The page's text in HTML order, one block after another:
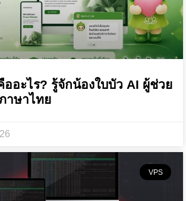
อะไร? รู้จักน้องใบบัว AI ผู้ช่วย
าษาไทย
VPS